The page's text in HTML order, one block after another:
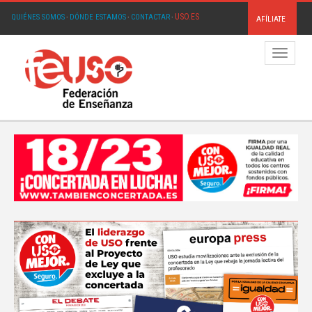
QUIÉNES SOMOS· DÓNDE ESTAMOS· CONTACTAR· USO.ES AFÍLIATE
Menú